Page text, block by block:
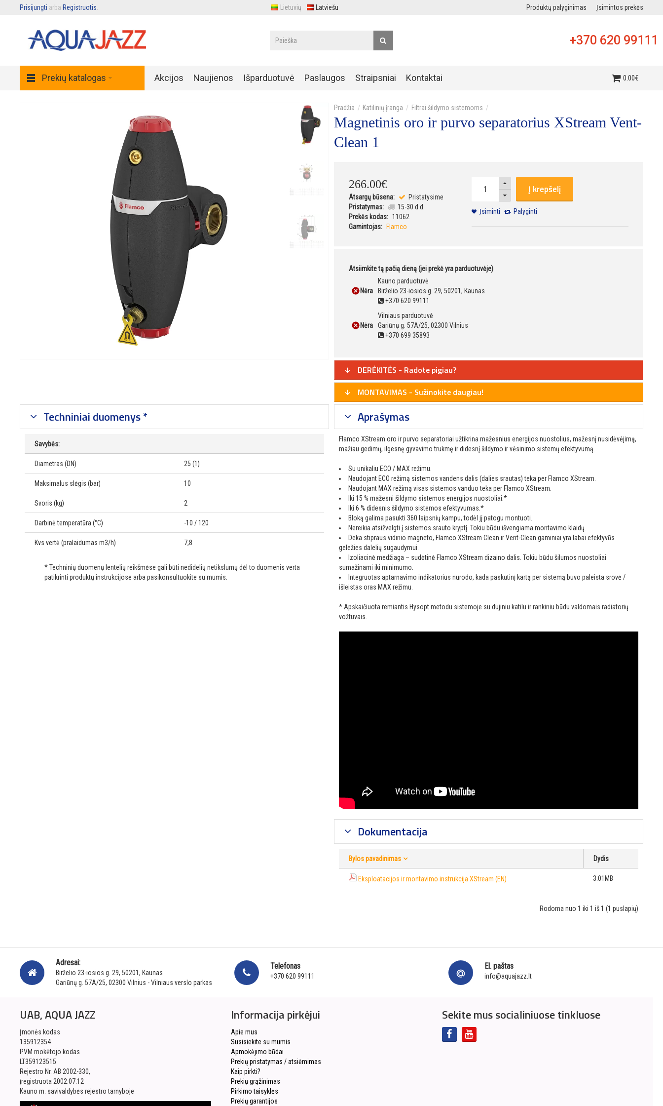
Prisijungti arba Registruotis Lietuvių Latviešu Produktų palyginimas Įsimintos prekės
+370 620 99111
Prekių katalogas Akcijos Naujienos Išparduotuvė Paslaugos Straipsniai Kontaktai 0.00€
Katilinių įranga Filtrai šildymo sistemoms
Magnetinis oro ir purvo separatorius XStream Vent-
Clean 1
266.00€
Atsargų būsena:
Pristatysime
Pristatymas:
15-30 d.d.
Prekės kodas: 11062
Gamintojas:
Flamco
Į krepšelį
Įsiminti Palyginti
Atsiimkite tą pačią dieną (jei prekė yra parduotuvėje)
Nėra
Kauno parduotuvė
Birželio 23-iosios g. 29, 50201, Kaunas
+370 620 99111
Nėra
Vilniaus parduotuvė
Gariūnų g. 57A/25, 02300 Vilnius
+370 699 35893
DERĖKITĖS - Radote pigiau?
MONTAVIMAS - Sužinokite daugiau!
Techniniai duomenys *
Savybės:
Diametras (DN) 25 (1)
Maksimalus slėgis (bar) 10
Svoris (kg) 2
Darbinė temperatūra (°C) -10 / 120
Kvs vertė (pralaidumas m3/h) 7,8
* Techninių duomenų lentelių reikšmėse gali būti nedidelių netikslumų dėl to duomenis verta
patikrinti produktų instrukcijose arba pasikonsultuokite su mumis.
Aprašymas
Flamco XStream oro ir purvo separatoriai užtikrina mažesnius energijos nuostolius, mažesnį nusidėvėjimą,
mažiau gedimų, ilgesnę gyvavimo trukmę ir didesnį šildymo ir vėsinimo sistemų efektyvumą.
Su unikaliu ECO / MAX režimu.
Naudojant ECO režimą sistemos vandens dalis (dalies srautas) teka per Flamco XStream.
Naudojant MAX režimą visas sistemos vanduo teka per Flamco XStream.
Iki 15 % mažesni šildymo sistemos energijos nuostoliai.*
Iki 6 % didesnis šildymo sistemos efektyvumas.*
Bloką galima pasukti 360 laipsnių kampu, todėl jį patogu montuoti.
Nereikia atsižvelgti į sistemos srauto kryptį. Tokiu būdu išvengiama montavimo klaidų.
Deka stipraus vidinio magneto, Flamco XStream Clean ir Vent-Clean gaminiai yra labai efektyvūs
geležies dalelių sugaudymui.
Izoliacinė medžiaga – sudėtinė Flamco XStream dizaino dalis. Tokiu būdu šilumos nuostoliai
sumažinami iki minimumo.
Integruotas aptarnavimo indikatorius nurodo, kada paskutinį kartą per sistemą buvo paleista srovė /
išleistas oras MAX režimu.
*Apskaičiuota remiantis Hysopt metodu sistemoje su dujiniu katilu ir rankiniu būdu valdomais radiatorių
vožtuvais.
Dokumentacija
Bylos pavadinimas Dydis
Eksploatacijos ir montavimo instrukcija XStream (EN) 3.01MB
Rodoma nuo 1 iki 1 iš 1 (1 puslapių)
Adresai:
Birželio 23-iosios g. 29, 50201, Kaunas
Gariūnų g. 57A/25, 02300 Vilnius - Vilniaus verslo parkas
Telefonas
+370 620 99111
El. paštas
info@aquajazz.lt
UAB, AQUA JAZZ
Įmonės kodas
135912354
PVM mokėtojo kodas
LT359123515
Rejestro Nr. AB 2002-330,
įregistruota 2002.07.12
Kauno m. savivaldybės rejestro tarnyboje
Informacija pirkėjui
Apie mus
Susisiekite su mumis
Apmokėjimo būdai
Prekių pristatymas / atsiėmimas
Kaip pirkti?
Prekių grąžinimas
Pirkimo taisyklės
Prekių garantijos
Sekite mus socialiniuose tinkluose